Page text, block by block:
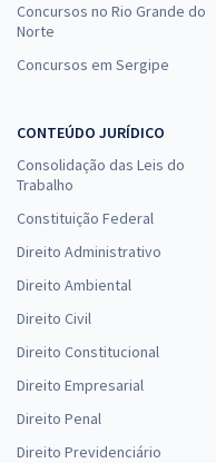
Concursos no Rio Grande do
Norte
Concursos em Sergipe
CONTEÚDO JURÍDICO
Consolidação das Leis do
Trabalho
Constituição Federal
Direito Administrativo
Direito Ambiental
Direito Civil
Direito Constitucional
Direito Empresarial
Direito Penal
Direito Previdenciário